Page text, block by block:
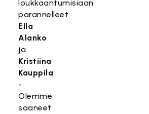
loukkaantumisiaan
parannelleet
Ella
Alanko
ja
Kristiina
Kauppila.
-
Olemme
saaneet